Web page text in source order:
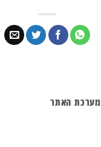
מערכת האתר